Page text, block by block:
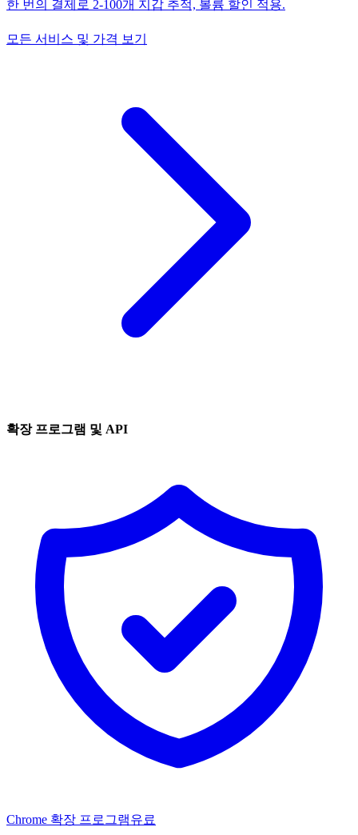
한 번의 결제로 2-100개 지갑 추적, 볼륨 할인 적용.
모든 서비스 및 가격 보기
확장 프로그램 및 API
Chrome 확장 프로그램유료